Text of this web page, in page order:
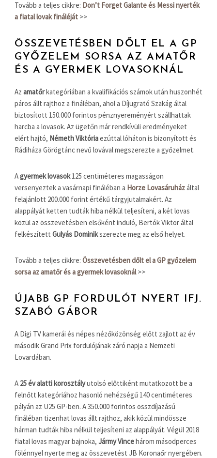
Tovább a teljes cikkre: Don’t Forget Galante és Messi nyerték
a fiatal lovak fináléját >>
ÖSSZEVETÉSBEN DŐLT EL A GP
GYŐZELEM SORSA AZ AMATŐR
ÉS A GYERMEK LOVASOKNÁL
Az amatőrkategóriában a kvalifikációs számok után huszonhét
páros állt rajthoz a fináléban, ahol a Díjugrató Szakág által
biztosított 150.000 forintos pénznyereményért szállhattak
harcba a lovasok. Az ügetőn már rendkívüli eredményeket
elért hajtó, Németh Viktóriaezúttal lóháton is bizonyított és
Rádiháza Görögtánc nevű lovával megszerezte a győzelmet.
Agyermek lovasok125 centiméteres magasságon
versenyeztek a vasárnapi fináléban a Horze Lovasáruházáltal
felajánlott 200.000 forint értékű tárgyjutalmakért. Az
alappályát ketten tudták hiba nélkül teljesíteni, a két lovas
közül az összevetésben elsőként induló, Bertók Viktor által
felkészített Gulyás Dominikszerezte meg az első helyet.
Tovább a teljes cikkre: Összevetésben dőlt el a GP győzelem
sorsa az amatőr és a gyermek lovasoknál>>
ÚJABB GP FORDULÓT NYERT IFJ.
SZABÓ GÁBOR
A Digi TV kamerái és népes nézőközönség előtt zajlott az év
második Grand Prix fordulójának záró napja a Nemzeti
Lovardában.
A 25 év alatti korosztályutolsó előttiként mutatkozott be a
felnőtt kategóriához hasonló nehézségű 140 centiméteres
pályán az U25 GP-ben. A 350.000 forintos összdíjazású
fináléban tizenhat lovas állt rajthoz, akik közül mindössze
hárman tudták hiba nélkül teljesíteni az alappályát. Végül 2018
fiatal lovas magyar bajnoka, Jármy Vincehárom másodperces
fölénnyel nyerte meg az összevetést JB Koronaőr nyergében.